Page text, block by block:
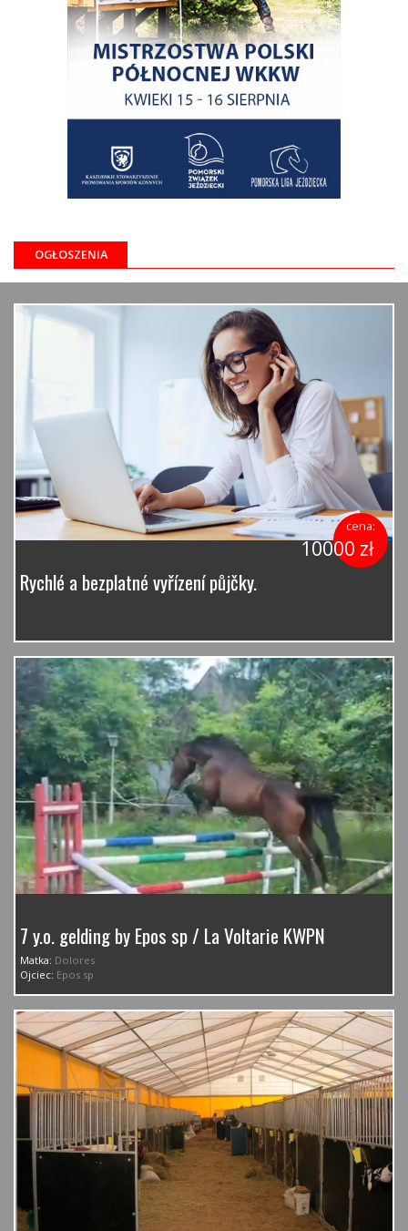
OGŁOSZENIA
cena:
10000 zł
Rychlé a bezplatné vyřízení půjčky.
7 y.o. gelding by Epos sp / La Voltarie KWPN
Matka: Dolores
Ojciec: Epos sp